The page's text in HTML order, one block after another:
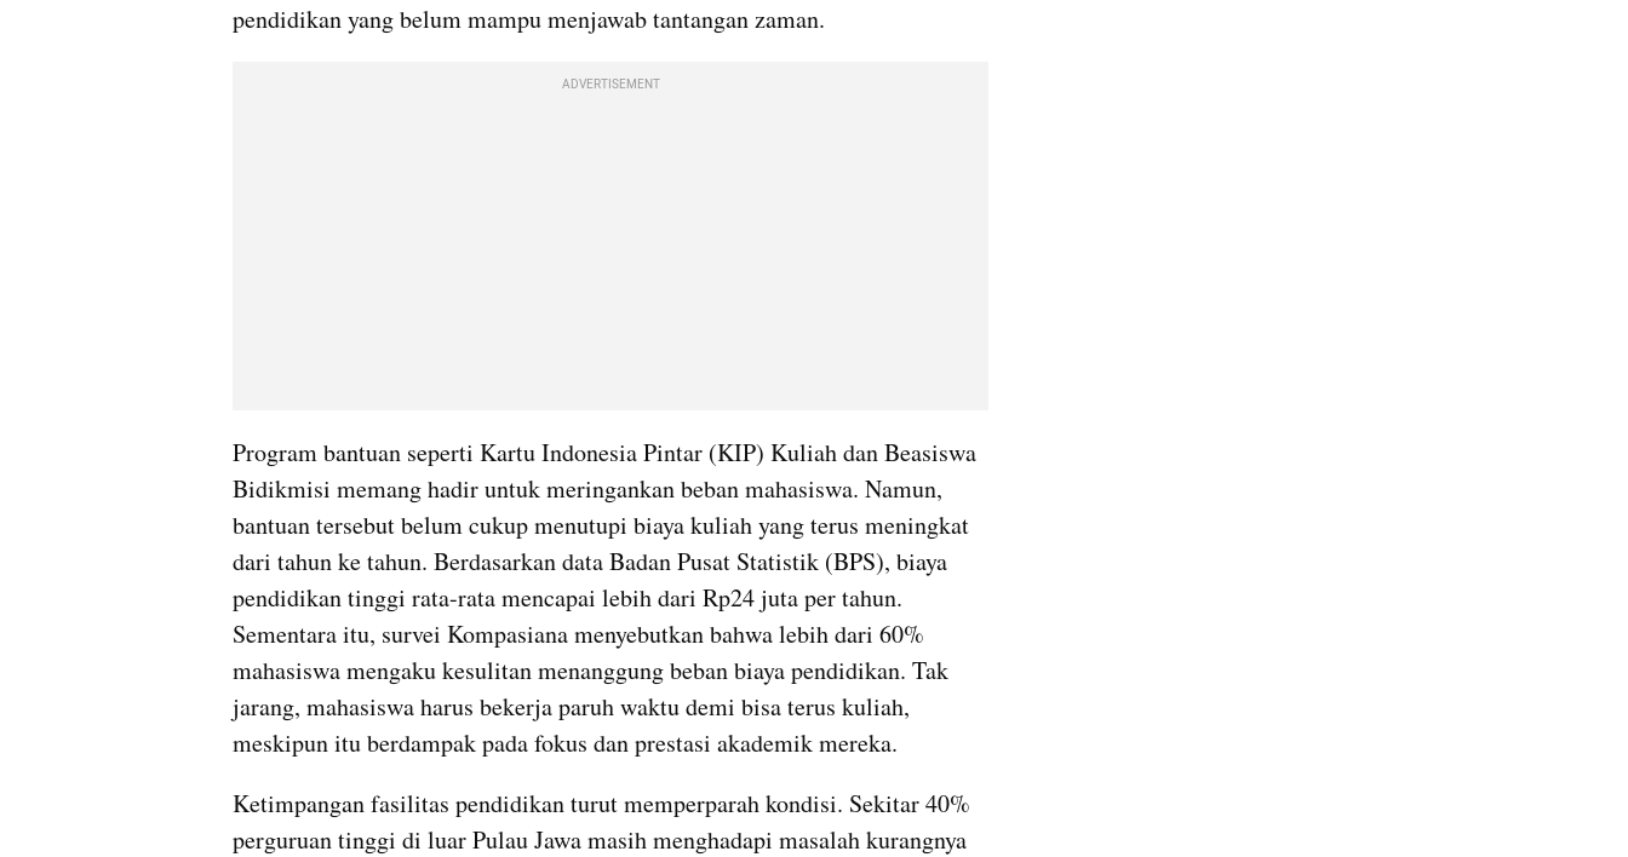
pendidikan yang belum mampu menjawab tantangan zaman.
ADVERTISEMENT
Program bantuan seperti Kartu Indonesia Pintar (KIP) Kuliah dan Beasiswa
Bidikmisi memang hadir untuk meringankan beban mahasiswa. Namun,
bantuan tersebut belum cukup menutupi biaya kuliah yang terus meningkat
dari tahun ke tahun. Berdasarkan data Badan Pusat Statistik (BPS), biaya
pendidikan tinggi rata-rata mencapai lebih dari Rp24 juta per tahun.
Sementara itu, survei Kompasiana menyebutkan bahwa lebih dari 60%
mahasiswa mengaku kesulitan menanggung beban biaya pendidikan. Tak
jarang, mahasiswa harus bekerja paruh waktu demi bisa terus kuliah,
meskipun itu berdampak pada fokus dan prestasi akademik mereka.
Ketimpangan fasilitas pendidikan turut memperparah kondisi. Sekitar 40%
perguruan tinggi di luar Pulau Jawa masih menghadapi masalah kurangnya